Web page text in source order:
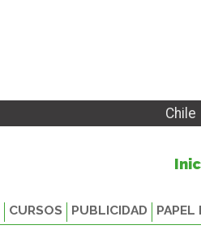
Chile
CURSOS PUBLICIDAD PAPEL